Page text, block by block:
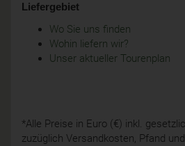
Liefergebiet
Wo Sie uns finden
Wohin liefern wir?
Unser aktueller Tourenplan
*Alle Preise in Euro (€) inkl.
zuzüglich Versandkosten, Pfand